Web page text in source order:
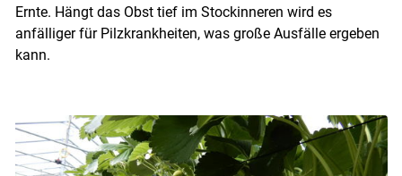
Ernte. Hängt das Obst tief im Stockinneren wird es
anfälliger für Pilzkrankheiten, was große Ausfälle ergeben
kann.